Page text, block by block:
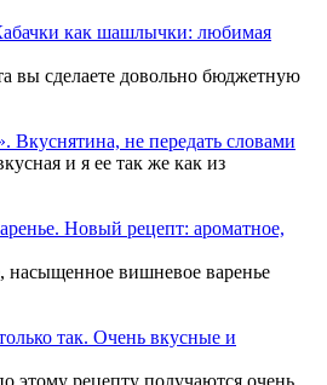
как шашлычки: любимая
вы сделаете довольно бюджетную
Вкуснятина, не передать словами
и я ее так же как из
Новый рецепт: ароматное,
насыщенное вишневое варенье
так. Очень вкусные и
этому рецепту получаются очень